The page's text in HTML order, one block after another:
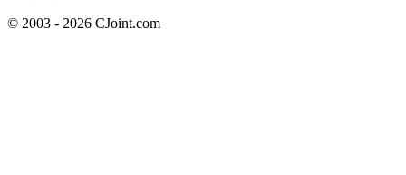
© 2003 - 2026 CJoint.com